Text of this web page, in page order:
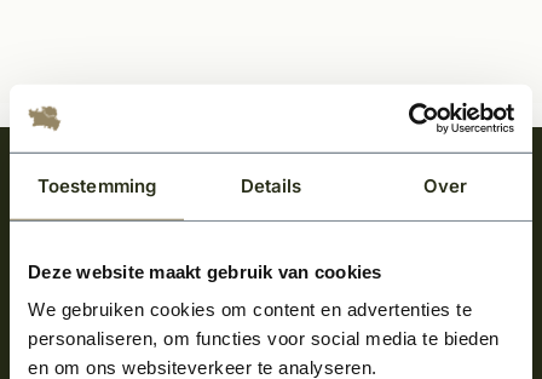
Toestemming Details Over
Deze website maakt gebruik van cookies
We gebruiken cookies om content en advertenties te
personaliseren, om functies voor social media te bieden
en om ons websiteverkeer te analyseren.
Meld je aan en ontvang het laatste nieuws
over onze kempische bouwstijl!
Aanmelden voor de nieuwsbrief